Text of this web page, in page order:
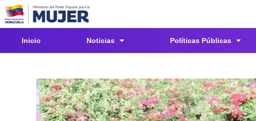
Inicio Noticias Políticas Públicas